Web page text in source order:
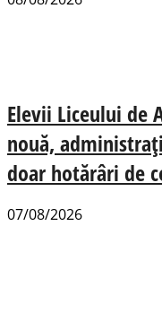
Elevii Liceului de
nouă,
doar hotărâri de
07/08/2026